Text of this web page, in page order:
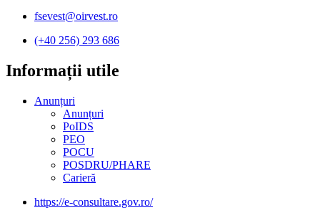
fsevest@oirvest.ro
(+40 256) 293 686
Informații utile​
Anunțuri
Anunțuri
PoIDS
PEO
POCU
POSDRU/PHARE
Carieră
https://e-consultare.gov.ro/